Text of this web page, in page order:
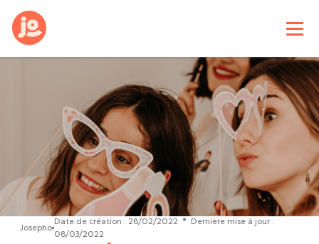
Josepho
Date de création : 28/02/2022
Dernière mise à jour :
08/03/2022